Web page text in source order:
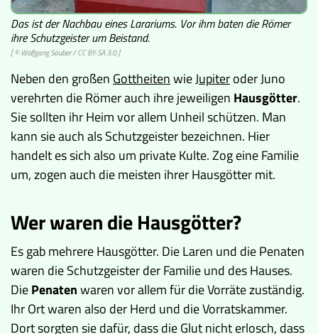
Das ist der Nachbau eines Larariums. Vor ihm baten die Römer
ihre Schutzgeister um Beistand.
[ © Wolfgang Sauber /CC BY-SA 3.0]
Neben den großen GottheitenwieJupiteroder Juno
verehrten die Römer auch ihre jeweiligen Hausgötter.
Sie sollten ihr Heim vor allem Unheil schützen. Man
kann sie auch als Schutzgeister bezeichnen. Hier
handelt es sich also um private Kulte. Zog eine Familie
um, zogen auch die meisten ihrer Hausgötter mit.
Wer waren die Hausgötter?
Es gab mehrere Hausgötter. Die Laren und die Penaten
waren die Schutzgeister der Familie und des Hauses.
DiePenatenwaren vor allem für die Vorräte zuständig.
Ihr Ort waren also der Herd und die Vorratskammer.
Dort sorgten sie dafür, dass die Glut nicht erlosch, dass